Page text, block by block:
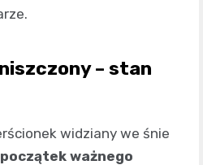
– stan
widziany we śnie
początek ważnego